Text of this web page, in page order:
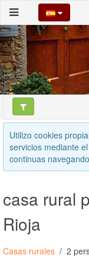
Utilizo cookies
servicios mediante
continuas
casa rural
Rioja
Casas rurales 2